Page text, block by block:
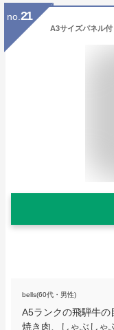
no. 21
bells(60代・男性)
A5ランクの飛騨牛の
焼き肉、しゃぶしゃ